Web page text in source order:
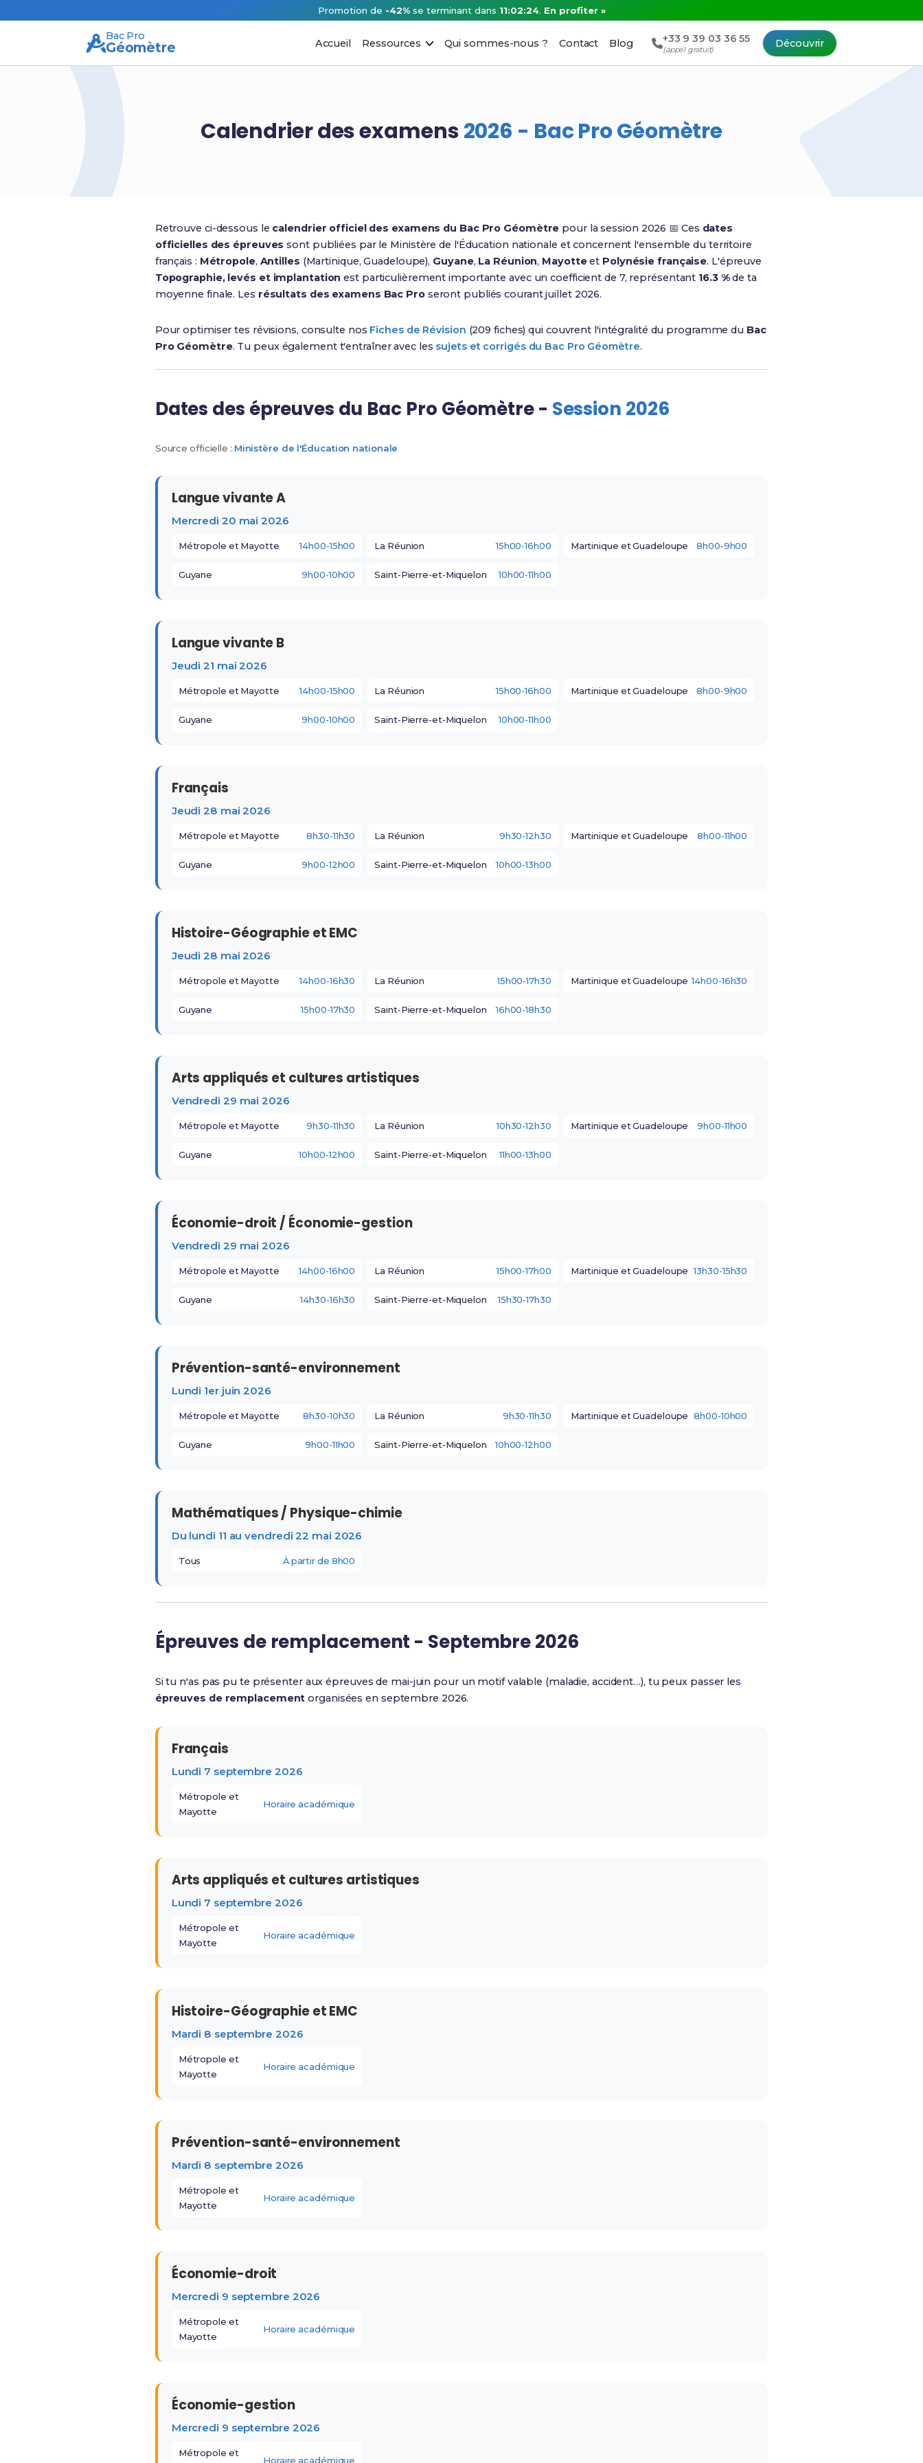
Promotion de -42% se terminant dans 11:02:23. En profiter »
Bac Pro
Géomètre Accueil Ressources Qui sommes-nous ? Contact Blog +33 9 39 03 36 55
(appel gratuit)
Découvrir
Calendrier des examens2026 - Bac Pro Géomètre
Retrouve ci-dessous le calendrier officiel des examens du Bac Pro Géomètre pour la session 2026 📅 Ces dates
officielles des épreuves sont publiées par le Ministère de l'Éducation nationale et concernent l'ensemble du territoire
français : Métropole, Antilles (Martinique, Guadeloupe), Guyane, La Réunion, Mayotteet Polynésie française. L'épreuve
Topographie, levés et implantation est particulièrement importante avec un coefficient de 7, représentant 16.3 %de ta
moyenne finale. Les résultats des examens Bac Proseront publiés courant juillet 2026.
Pour optimiser tes révisions, consulte nos Fiches de Révision (209 fiches) qui couvrent l'intégralité du programme du Bac
Pro Géomètre. Tu peux également t'entraîner avec les sujets et corrigés du Bac Pro Géomètre.
Dates des épreuves du Bac Pro Géomètre - Session 2026
Source officielle : Ministère de l'Éducation nationale
Langue vivante A
Mercredi 20 mai 2026
Métropole et Mayotte 14h00-15h00 La Réunion 15h00-16h00 Martinique et Guadeloupe 8h00-9h00
Guyane 9h00-10h00 Saint-Pierre-et-Miquelon 10h00-11h00
Langue vivante B
Jeudi 21 mai 2026
Métropole et Mayotte 14h00-15h00 La Réunion 15h00-16h00 Martinique et Guadeloupe 8h00-9h00
Guyane 9h00-10h00 Saint-Pierre-et-Miquelon 10h00-11h00
Français
Jeudi 28 mai 2026
Métropole et Mayotte 8h30-11h30 La Réunion 9h30-12h30 Martinique et Guadeloupe 8h00-11h00
Guyane 9h00-12h00 Saint-Pierre-et-Miquelon 10h00-13h00
Histoire-Géographie et EMC
Jeudi 28 mai 2026
Métropole et Mayotte 14h00-16h30 La Réunion 15h00-17h30 Martinique et Guadeloupe 14h00-16h30
Guyane 15h00-17h30 Saint-Pierre-et-Miquelon 16h00-18h30
Arts appliqués et cultures artistiques
Vendredi 29 mai 2026
Métropole et Mayotte 9h30-11h30 La Réunion 10h30-12h30 Martinique et Guadeloupe 9h00-11h00
Guyane 10h00-12h00 Saint-Pierre-et-Miquelon 11h00-13h00
Économie-droit / Économie-gestion
Vendredi 29 mai 2026
Métropole et Mayotte 14h00-16h00 La Réunion 15h00-17h00 Martinique et Guadeloupe 13h30-15h30
Guyane 14h30-16h30 Saint-Pierre-et-Miquelon 15h30-17h30
Prévention-santé-environnement
Lundi 1er juin 2026
Métropole et Mayotte 8h30-10h30 La Réunion 9h30-11h30 Martinique et Guadeloupe 8h00-10h00
Guyane 9h00-11h00 Saint-Pierre-et-Miquelon 10h00-12h00
Mathématiques / Physique-chimie
Du lundi 11 au vendredi 22 mai 2026
Tous À partir de 8h00
Épreuves de remplacement - Septembre 2026
Si tu n'as pas pu te présenter aux épreuves de mai-juin pour un motif valable (maladie, accident…), tu peux passer les
épreuves de remplacement organisées en septembre 2026.
Français
Lundi 7 septembre 2026
Métropole et
Mayotte
Horaire académique
Arts appliqués et cultures artistiques
Lundi 7 septembre 2026
Métropole et
Mayotte
Horaire académique
Histoire-Géographie et EMC
Mardi 8 septembre 2026
Métropole et
Mayotte
Horaire académique
Prévention-santé-environnement
Mardi 8 septembre 2026
Métropole et
Mayotte
Horaire académique
Économie-droit
Mercredi 9 septembre 2026
Métropole et
Mayotte
Horaire académique
Économie-gestion
Mercredi 9 septembre 2026
Métropole et
Horaire académique